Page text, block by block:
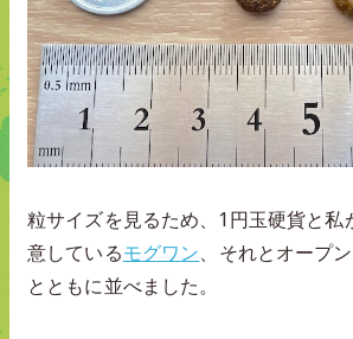
粒サイズを見るため、1円玉硬貨と私
意しているモグワン、それとオープ
とともに並べました。